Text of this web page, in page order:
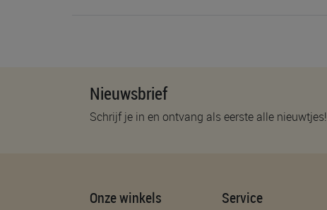
Nieuwsbrief
Schrijf je in en ontvang als eerste alle nieuwtjes!
Onze winkels Service